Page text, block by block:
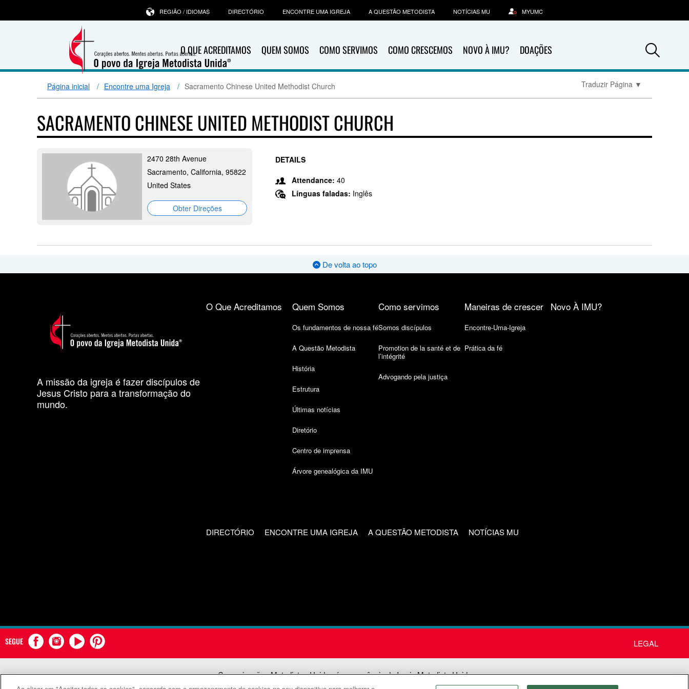
O QUE ACREDITAMOS QUEM SOMOS COMO SERVIMOS COMO CRESCEMOS NOVO À IMU? DOAÇÕES
REGIÃO / IDIOMAS DIRECTÓRIO ENCONTRE UMA IGREJA A QUESTÃO METODISTA NOTÍCIAS MU MYUMC
Página inicial Encontre uma Igreja Sacramento Chinese United Methodist Church Traduzir Página ▼
SACRAMENTO CHINESE UNITED METHODIST CHURCH
2470 28th Avenue
Sacramento, California, 95822
United States
Obter Direções
DETAILS
Attendance: 40
Línguas faladas: Inglês
De volta ao topo
A missão da igreja é fazer discípulos de
Jesus Cristo para a transformação do
mundo.
O Que Acreditamos Quem Somos
Os fundamentos de nossa fé
A Questão Metodista
História
Estrutura
Últimas notícias
Diretório
Centro de imprensa
Árvore genealógica da IMU
Como servimos
Somos discípulos
Promotion de la santé et de
l’intégrité
Advogando pela justiça
Maneiras de crescer
Encontre-Uma-Igreja
Prática da fé
Novo À IMU?
DIRECTÓRIO ENCONTRE UMA IGREJA A QUESTÃO METODISTA NOTÍCIAS MU
SEGUE LEGAL
Comunicações Metodistas Unidas é uma agência da Igreja Metodista Unida